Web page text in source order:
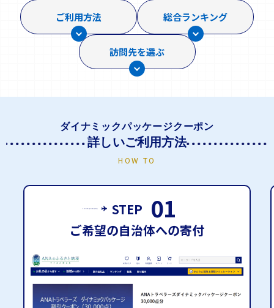
ご利用方法 総合ランキング
訪問先を選ぶ
ダイナミックパッケージクーポン
詳しいご利用方法
HOW TO
STEP 01
ご希望の自治体への寄付